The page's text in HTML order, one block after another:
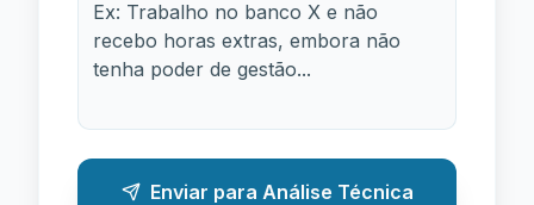
Enviar para Análise Técnica